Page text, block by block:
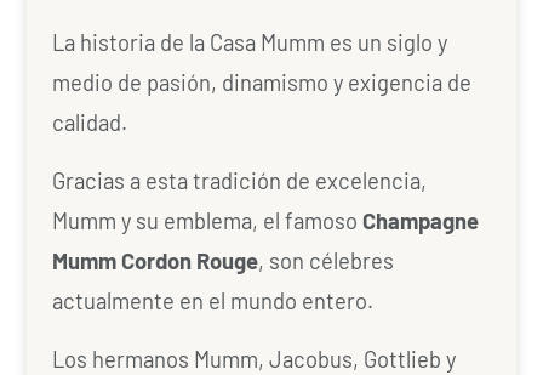
La historia de la Casa Mumm es un siglo y
medio de pasión, dinamismo y exigencia de
calidad.
Gracias a esta tradición de excelencia,
Mumm y su emblema, el famoso Champagne
Mumm Cordon Rouge, son célebres
actualmente en el mundo entero.
Los hermanos Mumm, Jacobus, Gottlieb y